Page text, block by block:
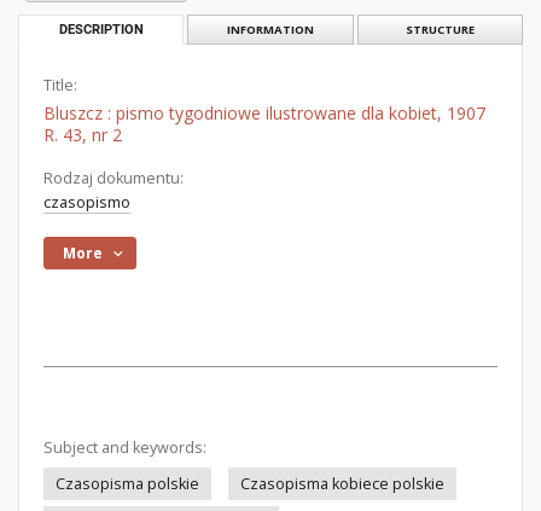
DESCRIPTION INFORMATION STRUCTURE
Title:
Bluszcz : pismo tygodniowe ilustrowane dla kobiet, 1907
R. 43, nr 2
Rodzaj dokumentu:
czasopismo
More
Subject and keywords:
Czasopisma polskie
Czasopisma kobiece polskie